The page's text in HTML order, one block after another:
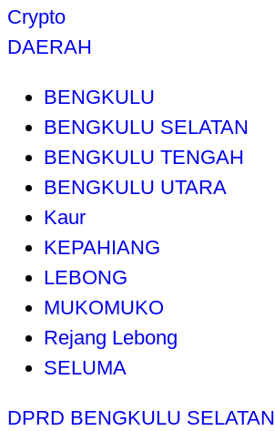
Crypto
DAERAH
BENGKULU
BENGKULU SELATAN
BENGKULU TENGAH
BENGKULU UTARA
Kaur
KEPAHIANG
LEBONG
MUKOMUKO
Rejang Lebong
SELUMA
DPRD BENGKULU SELATAN